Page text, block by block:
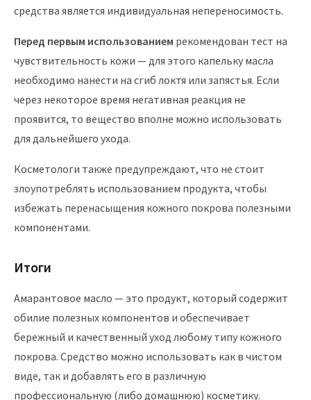
средства является индивидуальная непереносимость.
Перед первым использованием рекомендован тест на
чувствительность кожи — для этого капельку масла
необходимо нанести на сгиб локтя или запястья. Если
через некоторое время негативная реакция не
проявится, то вещество вполне можно использовать
для дальнейшего ухода.
Косметологи также предупреждают, что не стоит
злоупотреблять использованием продукта, чтобы
избежать перенасыщения кожного покрова полезными
компонентами.
Итоги
Амарантовое масло — это продукт, который содержит
обилие полезных компонентов и обеспечивает
бережный и качественный уход любому типу кожного
покрова. Средство можно использовать как в чистом
виде, так и добавлять его в различную
профессиональную (либо домашнюю) косметику.